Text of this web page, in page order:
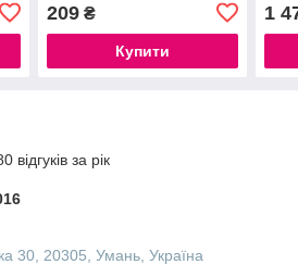
209₴
Купити
1
за рік
30, 20305, Умань, Україна